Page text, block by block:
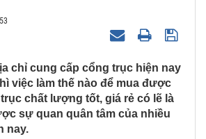
chỉ cung cấp cổng trục hiện nay
việc làm thế nào để mua được
chất lượng tốt, giá rẻ có lẽ là
sự quan quân tâm của nhiều
nay.